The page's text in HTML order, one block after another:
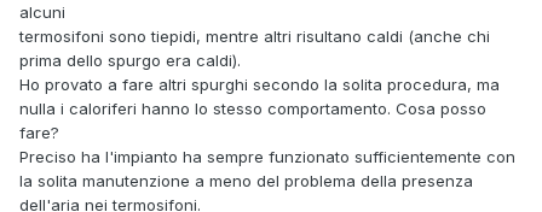
alcuni
termosifoni sono tiepidi, mentre altri risultano caldi (anche chi
prima dello spurgo era caldi).
Ho provato a fare altri spurghi secondo la solita procedura, ma
nulla i caloriferi hanno lo stesso comportamento. Cosa posso
fare?
Preciso ha l'impianto ha sempre funzionato sufficientemente con
la solita manutenzione a meno del problema della presenza
dell'aria nei termosifoni.